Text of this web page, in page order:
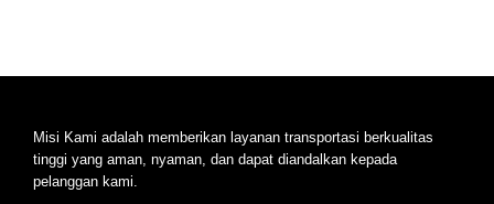
Misi Kami adalah memberikan layanan transportasi berkualitas
tinggi yang aman, nyaman, dan dapat diandalkan kepada
pelanggan kami.